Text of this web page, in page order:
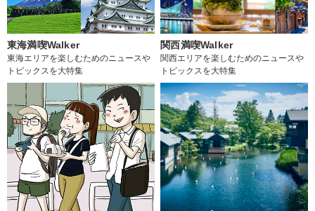
東海満喫Walker
東海エリアを楽しむためのニュースや
トピックスを大特集
関西満喫Walker
関西エリアを楽しむためのニュースや
トピックスを大特集